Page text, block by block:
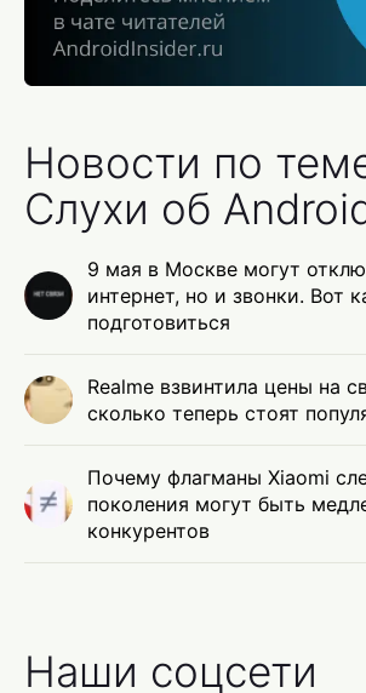
Новости по
Слухи об
9 мая в Москве могут
интернет, но и звонки. Вот
подготовиться
Realme взвинтила цены на
сколько теперь стоят
Почему флагманы Xiaomi
поколения могут быть
конкурентов
Наши соцсети